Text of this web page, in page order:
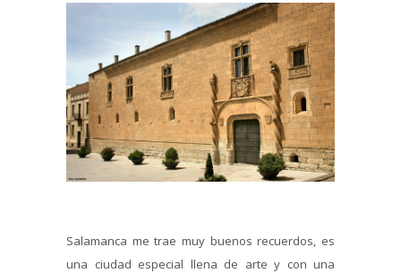
Salamanca me trae muy buenos recuerdos, es
una ciudad especial llena de arte y con una